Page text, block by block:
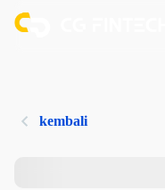
kembali